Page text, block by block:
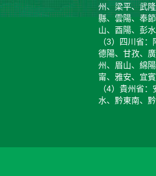
州、梁平、武
縣、雲陽、奉
山、酉陽、彭水
（3）四川省
德陽、甘孜、
州、眉山、綿
甯、雅安、宜
（4）貴州省
水、黔東南、